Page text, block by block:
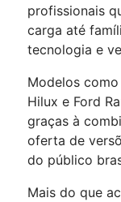
profissionais
carga até
tecnologia e
Modelos
Hilux e Ford
graças à
oferta de
do público
Mais do que